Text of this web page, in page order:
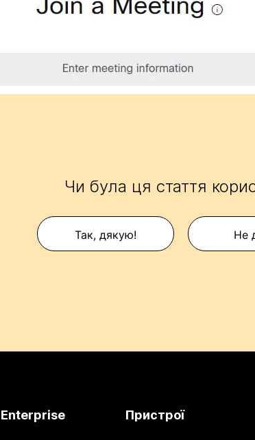
Чи була ця стаття
Так, дякую! Не
Enterprise Пристрої